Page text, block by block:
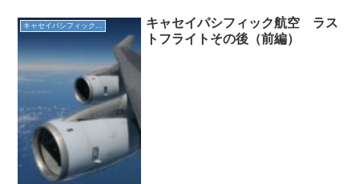
キャセイパシフィック航空 ラス
トフライトその後（前編）